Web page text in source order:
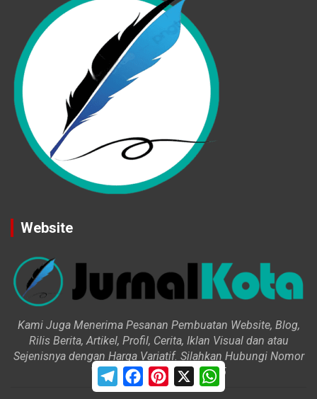
Website
Kami Juga Menerima Pesanan Pembuatan Website, Blog,
Rilis Berita, Artikel, Profil, Cerita, Iklan Visual dan atau
Sejenisnya dengan Harga Variatif. Silahkan Hubungi Nomor
WhatsApp 0896 1900 1005
T
l
c
P
n
X
W
a